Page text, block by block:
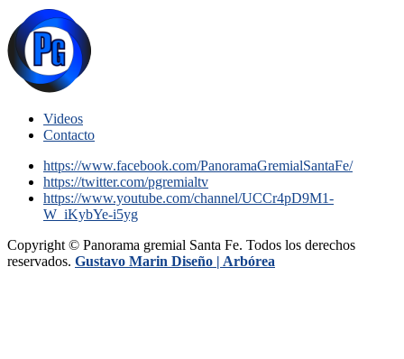
Videos
Contacto
https://www.facebook.com/PanoramaGremialSantaFe/
https://twitter.com/pgremialtv
https://www.youtube.com/channel/UCCr4pD9M1-
W_iKybYe-i5yg
Copyright © Panorama gremial Santa Fe. Todos los derechos
reservados. Gustavo Marin Diseño | Arbórea